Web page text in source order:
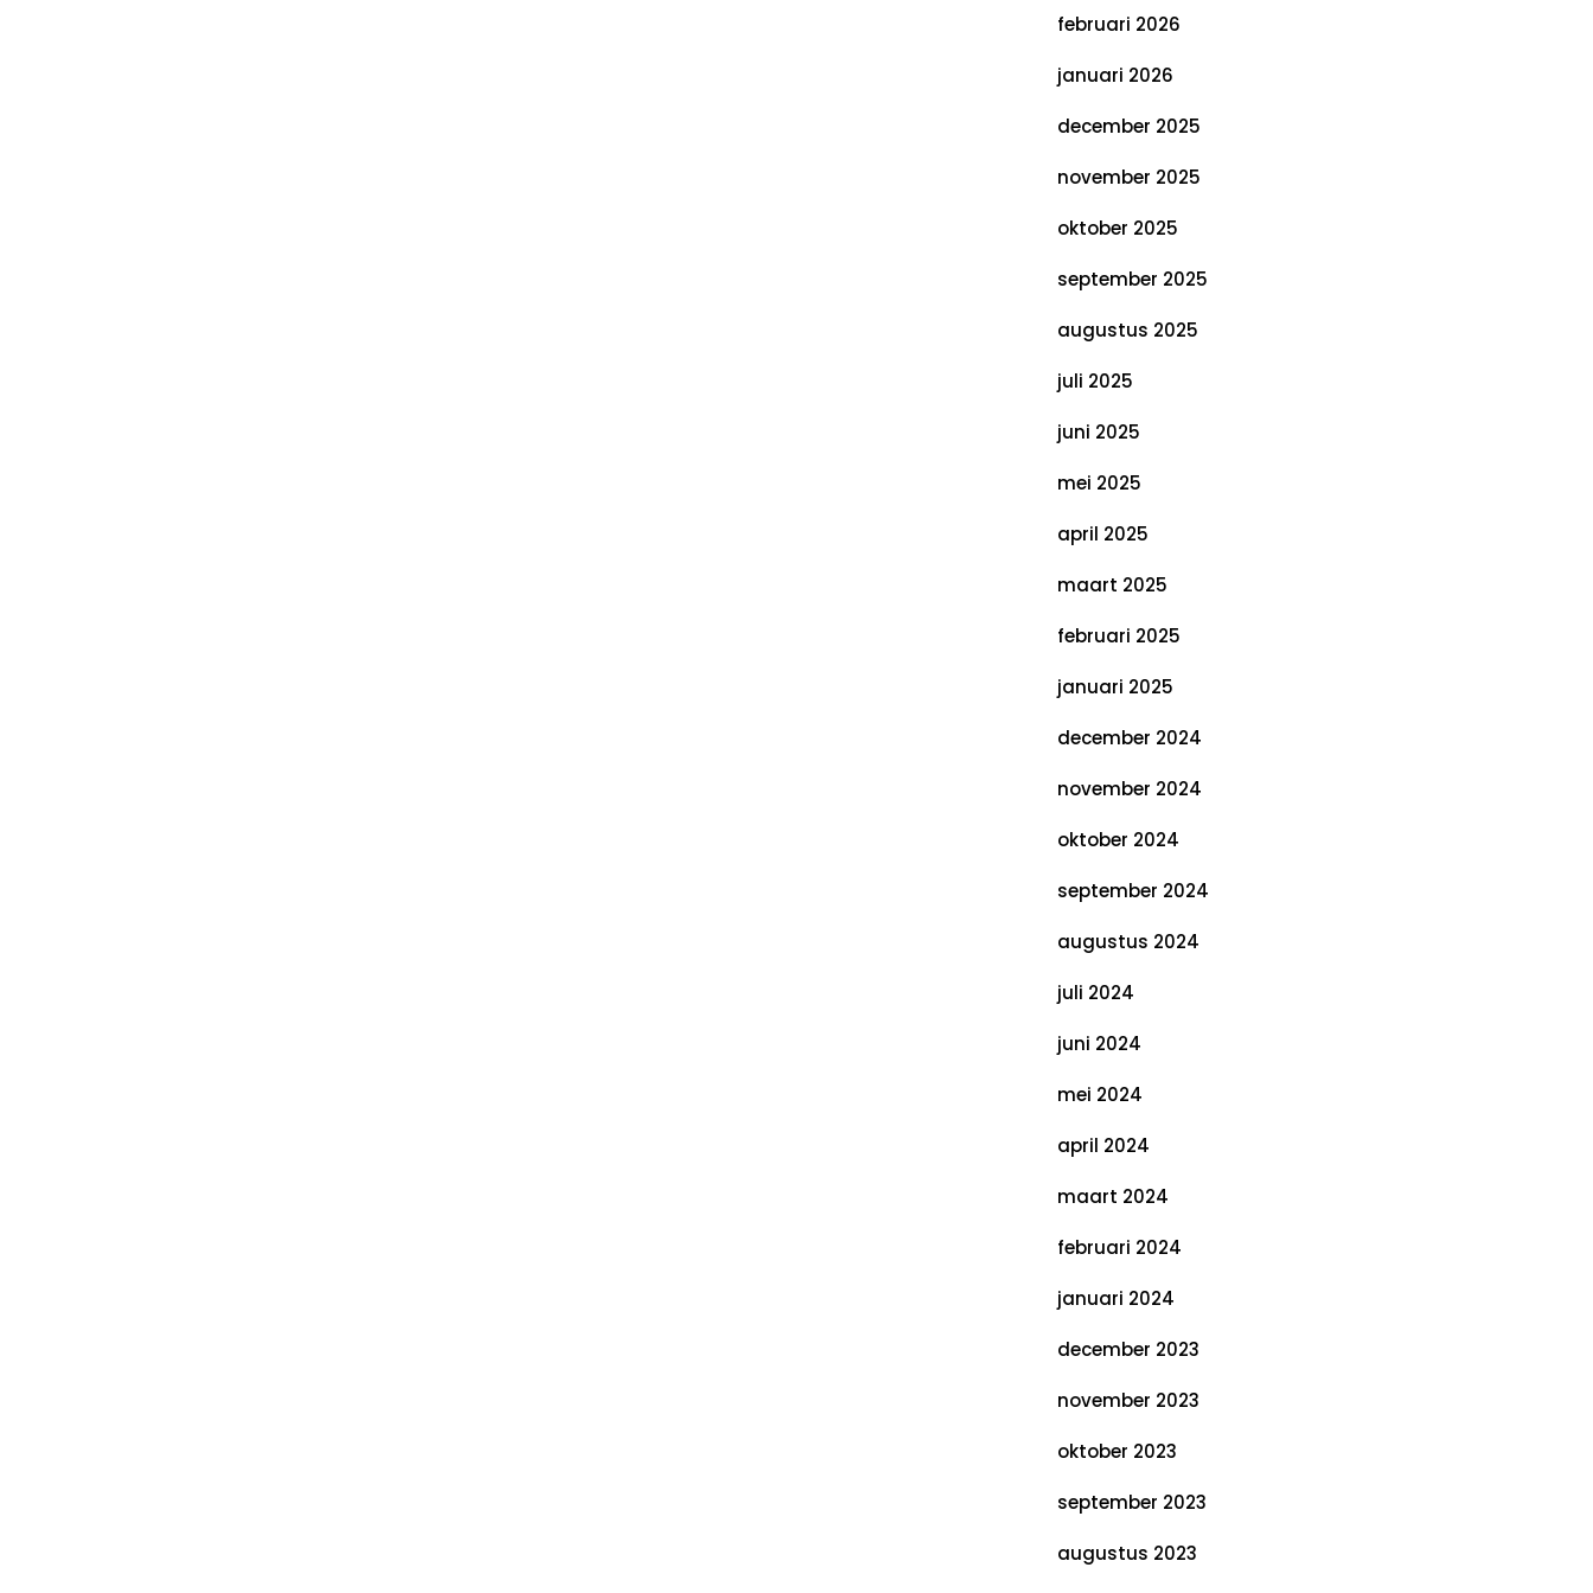
februari 2026
januari 2026
december 2025
november 2025
oktober 2025
september 2025
augustus 2025
juli 2025
juni 2025
mei 2025
april 2025
maart 2025
februari 2025
januari 2025
december 2024
november 2024
oktober 2024
september 2024
augustus 2024
juli 2024
juni 2024
mei 2024
april 2024
maart 2024
februari 2024
januari 2024
december 2023
november 2023
oktober 2023
september 2023
augustus 2023